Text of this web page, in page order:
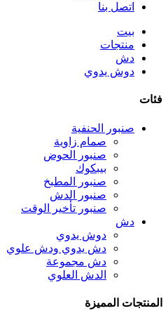
اتصل بنا
بيت
منتجات
دش
دوش يدوي
فئات
صنبور الحنفية
صمام زاوية
صنبور الحوض
بيبكوك
صنبور المطبخ
صنبور الدش
صنبور تأخير الوقت
دش
دوش يدوي
دش يدوي ودش علوي
دش مجموعة
الدش العلوي
المنتجات المميزة